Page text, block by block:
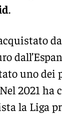
.
uno dei
2021 ha
la Liga